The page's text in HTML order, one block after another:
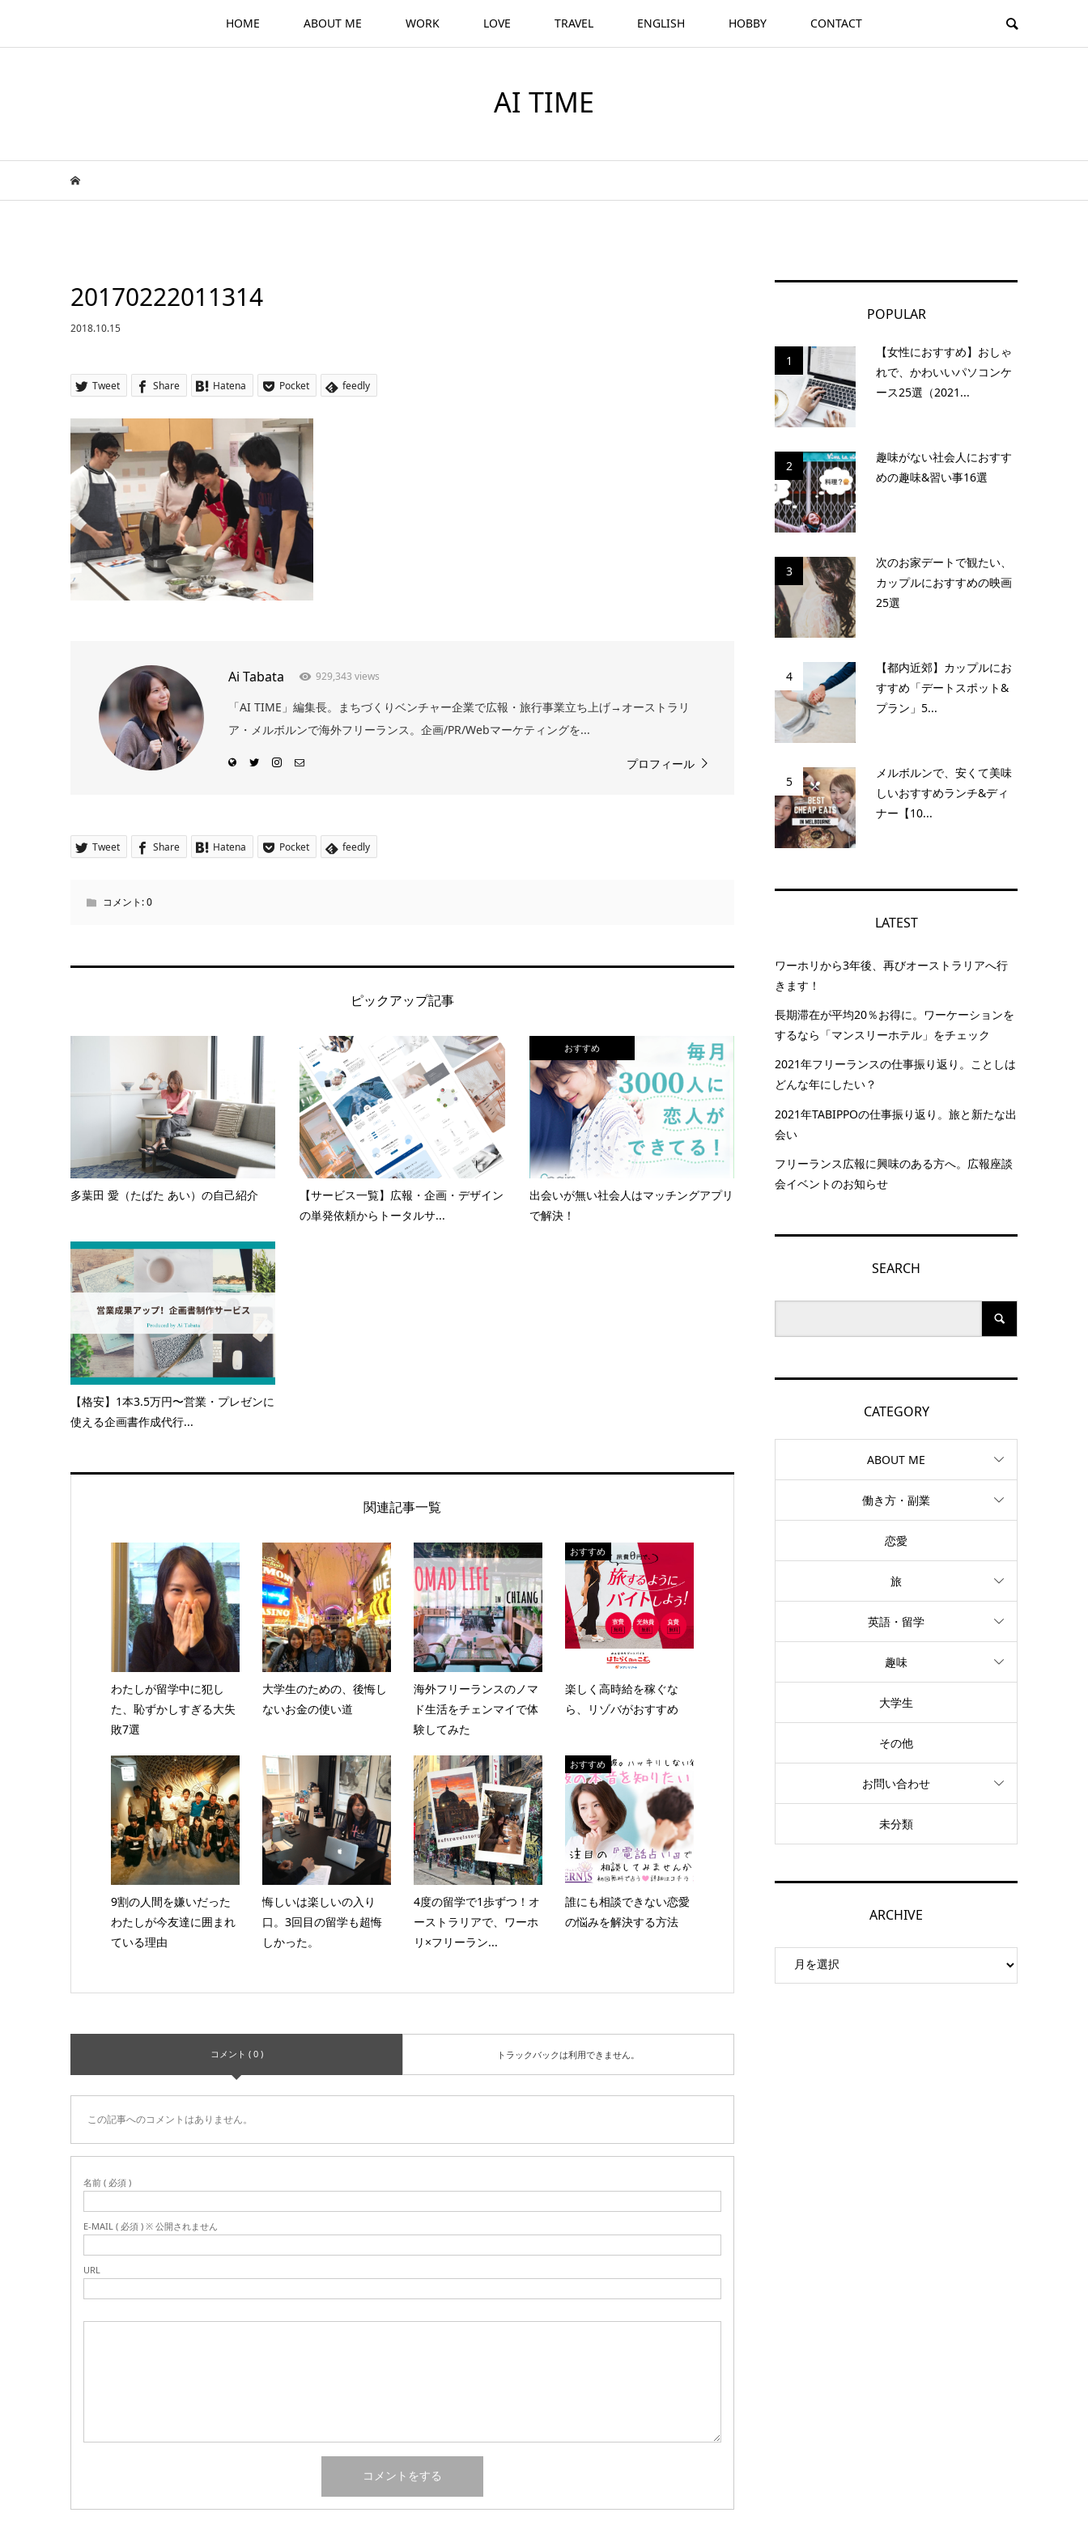
HOME ABOUT ME WORK LOVE TRAVEL ENGLISH HOBBY CONTACT
AI TIME
20170222011314
2018.10.15
Tweet Share Hatena Pocket feedly
Ai Tabata 929,343 views
「AI TIME」編集長。まちづくりベンチャー企業で広報・旅行事業立ち上げ→オーストラリ
ア・メルボルンで海外フリーランス。企画/PR/Webマーケティングを...
プロフィール
Tweet Share Hatena Pocket feedly
コメント:0
ピックアップ記事
多葉田 愛（たばた あい）の自己紹介
【サービス一覧】広報・企画・デザイン
の単発依頼からトータルサ...
おすすめ
出会いが無い社会人はマッチングアプリ
で解決！
【格安】1本3.5万円〜営業・プレゼンに
使える企画書作成代行...
関連記事一覧
わたしが留学中に犯し
た、恥ずかしすぎる大失
敗7選
大学生のための、後悔し
ないお金の使い道
海外フリーランスのノマ
ド生活をチェンマイで体
験してみた
おすすめ
楽しく高時給を稼ぐな
ら、リゾバがおすすめ
9割の人間を嫌いだった
わたしが今友達に囲まれ
ている理由
悔しいは楽しいの入り
口。3回目の留学も超悔
しかった。
4度の留学で1歩ずつ！オ
ーストラリアで、ワーホ
リ×フリーラン...
おすすめ
誰にも相談できない恋愛
の悩みを解決する方法
コメント ( 0 ) トラックバックは利用できません。
この記事へのコメントはありません。
名前 ( 必須 )
E-MAIL ( 必須 ) ※ 公開されません
URL
POPULAR
1
【女性におすすめ】おしゃ
れで、かわいいパソコンケ
ース25選（2021...
2
趣味がない社会人におすす
めの趣味&習い事16選
3
次のお家デートで観たい、
カップルにおすすめの映画
25選
4
【都内近郊】カップルにお
すすめ「デートスポット&
プラン」5...
5
メルボルンで、安くて美味
しいおすすめランチ&ディ
ナー【10...
LATEST
ワーホリから3年後、再びオーストラリアへ行
きます！
長期滞在が平均20％お得に。ワーケーションを
するなら「マンスリーホテル」をチェック
2021年フリーランスの仕事振り返り。ことしは
どんな年にしたい？
2021年TABIPPOの仕事振り返り。旅と新たな出
会い
フリーランス広報に興味のある方へ。広報座談
会イベントのお知らせ
SEARCH
CATEGORY
ABOUT ME
働き方・副業
恋愛
旅
英語・留学
趣味
大学生
その他
お問い合わせ
未分類
ARCHIVE